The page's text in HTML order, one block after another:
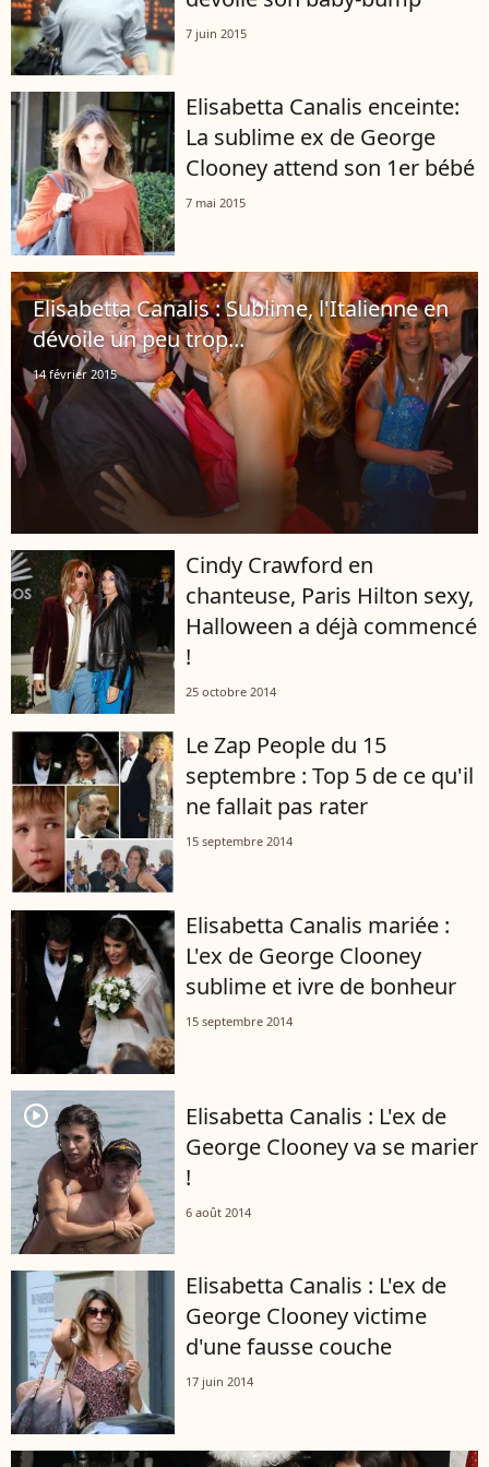
7 juin 2015
Elisabetta Canalis enceinte:
La sublime ex de George
Clooney attend son 1er bébé
7 mai 2015
Elisabetta Canalis : Sublime, l'Italienne en
dévoile un peu trop...
14 février 2015
Cindy Crawford en
chanteuse, Paris Hilton sexy,
Halloween a déjà commencé
!
25 octobre 2014
Le Zap People du 15
septembre : Top 5 de ce qu'il
ne fallait pas rater
15 septembre 2014
Elisabetta Canalis mariée :
L'ex de George Clooney
sublime et ivre de bonheur
15 septembre 2014
player2
Elisabetta Canalis : L'ex de
George Clooney va se marier
!
6 août 2014
Elisabetta Canalis : L'ex de
George Clooney victime
d'une fausse couche
17 juin 2014